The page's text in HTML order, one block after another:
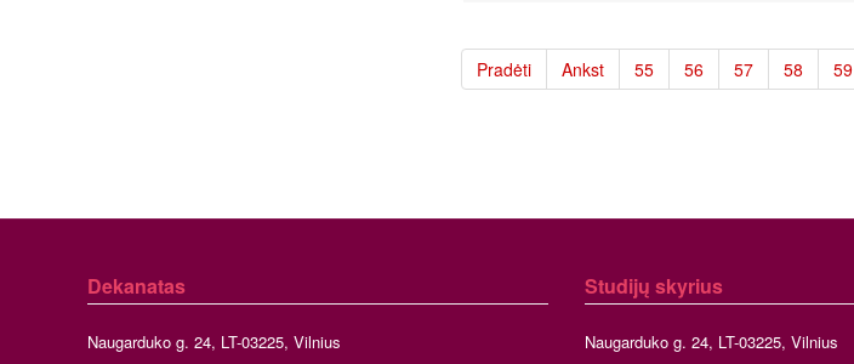
Pradėti Ankst 55 56 57 58 59
Dekanatas
Naugarduko g. 24, LT-03225, Vilnius
Studijų skyrius
Naugarduko g. 24, LT-03225, Vilnius